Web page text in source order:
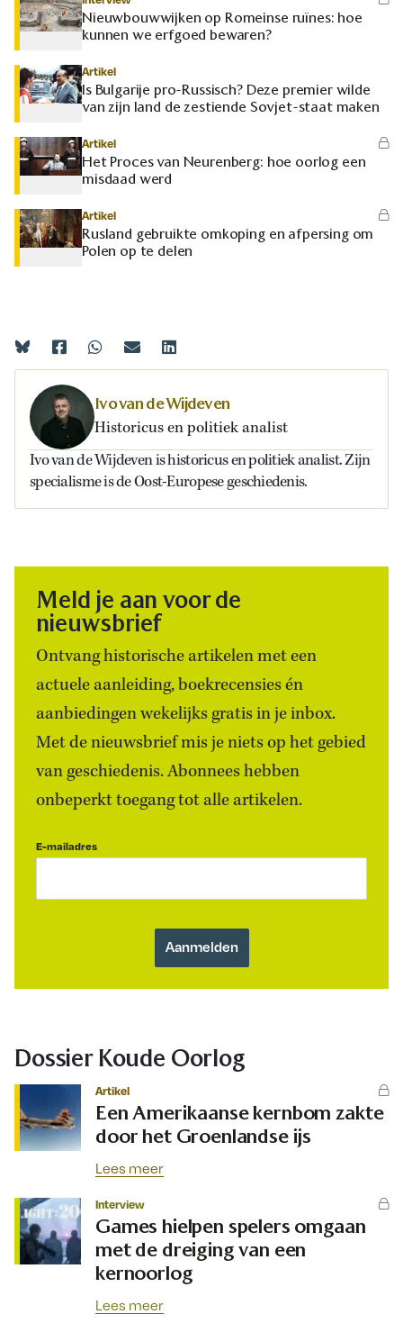
Nieuwbouwwijken op Romeinse ruïnes: hoe
kunnen we erfgoed bewaren?
Artikel
Is Bulgarije pro-Russisch? Deze premier wilde
van zijn land de zestiende Sovjet-staat maken
Artikel
Het Proces van Neurenberg: hoe oorlog een
misdaad werd
Artikel
Rusland gebruikte omkoping en afpersing om
Polen op te delen
Ivo van de Wijdeven
Historicus en politiek analist
Ivo van de Wijdeven is historicus en politiek analist. Zijn
specialisme is de Oost-Europese geschiedenis.
Meld je aan voor de
nieuwsbrief
Ontvang historische artikelen met een
actuele aanleiding, boekrecensies én
aanbiedingen wekelijks gratis in je inbox.
Met de nieuwsbrief mis je niets op het gebied
van geschiedenis. Abonnees hebben
onbeperkt toegang tot alle artikelen.
E-mailadres
Dossier Koude Oorlog
Artikel
Een Amerikaanse kernbom zakte
door het Groenlandse ijs
Lees meer
Interview
Games hielpen spelers omgaan
met de dreiging van een
kernoorlog
Lees meer